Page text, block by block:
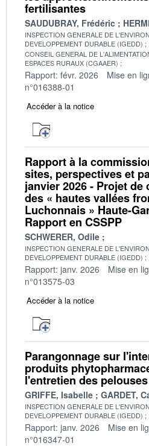
fertilisantes
SAUDUBRAY, Frédéric
INSPECTION GENERALE DE
DEVELOPPEMENT DURABLE (IGEDD)
CONSEIL GENERAL DE
ESPACES RURAUX (CGAAER)
Rapport: févr. 2026 Mise en
n°016388-01
Accéder à la notice
Rapport à la
sites, perspectives et
janvier 2026 - Projet
des « hautes vallées
Luchonnais » Haute-
Rapport en CSSPP
SCHWERER, Odile
INSPECTION GENERALE DE
DEVELOPPEMENT DURABLE (IGEDD)
Rapport: janv. 2026 Mise en
n°013575-03
Accéder à la notice
Parangonnage sur
produits
l'entretien des
GRIFFE, Isabelle GARDET,
INSPECTION GENERALE DE
DEVELOPPEMENT DURABLE (IGEDD)
Rapport: janv. 2026 Mise en
n°016347-01